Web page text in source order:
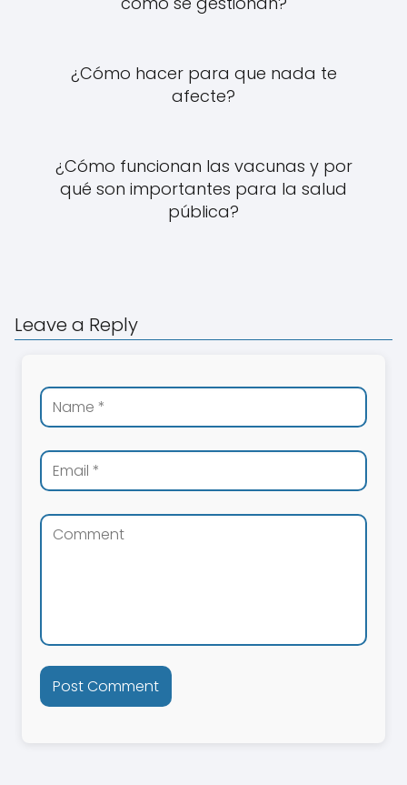
¿Cómo hacer para que nada te
afecte?
¿Cómo funcionan las vacunas y por
qué son importantes para la salud
pública?
Leave a Reply